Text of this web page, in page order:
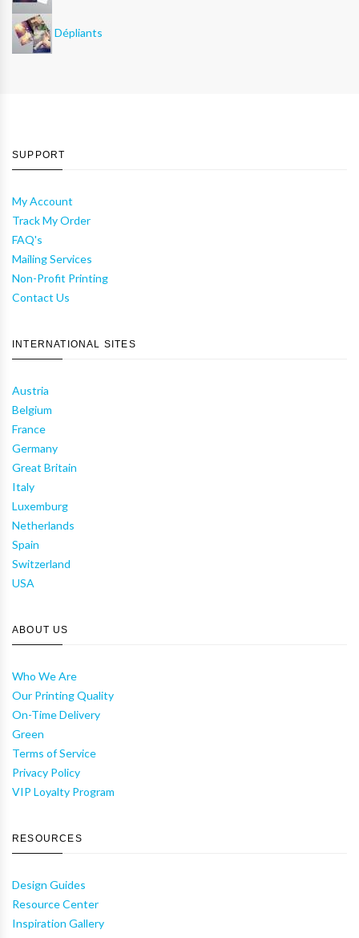
Dépliants
SUPPORT
My Account
Track My Order
FAQ's
Mailing Services
Non-Profit Printing
Contact Us
INTERNATIONAL SITES
Austria
Belgium
France
Germany
Great Britain
Italy
Luxemburg
Netherlands
Spain
Switzerland
USA
ABOUT US
Who We Are
Our Printing Quality
On-Time Delivery
Green
Terms of Service
Privacy Policy
VIP Loyalty Program
RESOURCES
Design Guides
Resource Center
Inspiration Gallery